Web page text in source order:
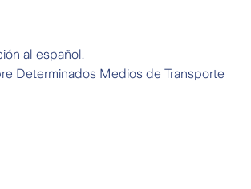
al español.
Determinados Medios de Transporte